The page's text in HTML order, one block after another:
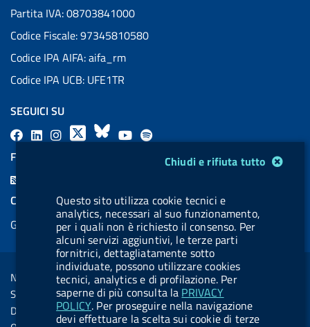
Chiudi e rifiuta tutto
Questo sito utilizza cookie tecnici e
analytics, necessari al suo funzionamento,
per i quali non è richiesto il consenso. Per
alcuni servizi aggiuntivi, le terze parti
fornitrici, dettagliatamente sotto
individuate, possono utilizzare cookies
tecnici, analytics e di profilazione. Per
saperne di più consulta la PRIVACY
POLICY. Per proseguire nella navigazione
devi effettuare la scelta sui cookie di terze
Partita IVA: 08703841000
Codice Fiscale: 97345810580
Codice IPA AIFA: aifa_rm
Codice IPA UCB: UFE1TR
SEGUICI SU
F
L
l
.
b
u
t
t
o
X
B
s
k
y
Y
u
b
e
l
l
.
b
u
t
t
o
FEED RSS
COOKIES
Gestione cookie
Sezione Link Utili
Note legali
Social Media Policy
Dichiarazione di accessibilità